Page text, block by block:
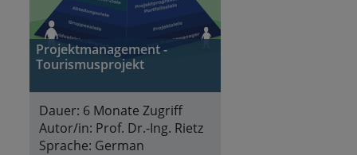
Projektmanagement -
Tourismusprojekt
Dauer: 6 Monate Zugriff
Autor/in: Prof. Dr.-Ing. Rietz
Sprache: German